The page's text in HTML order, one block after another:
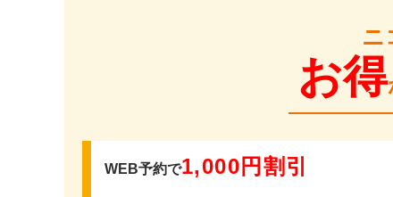
ニ
お得
WEB予約で1,000円割引